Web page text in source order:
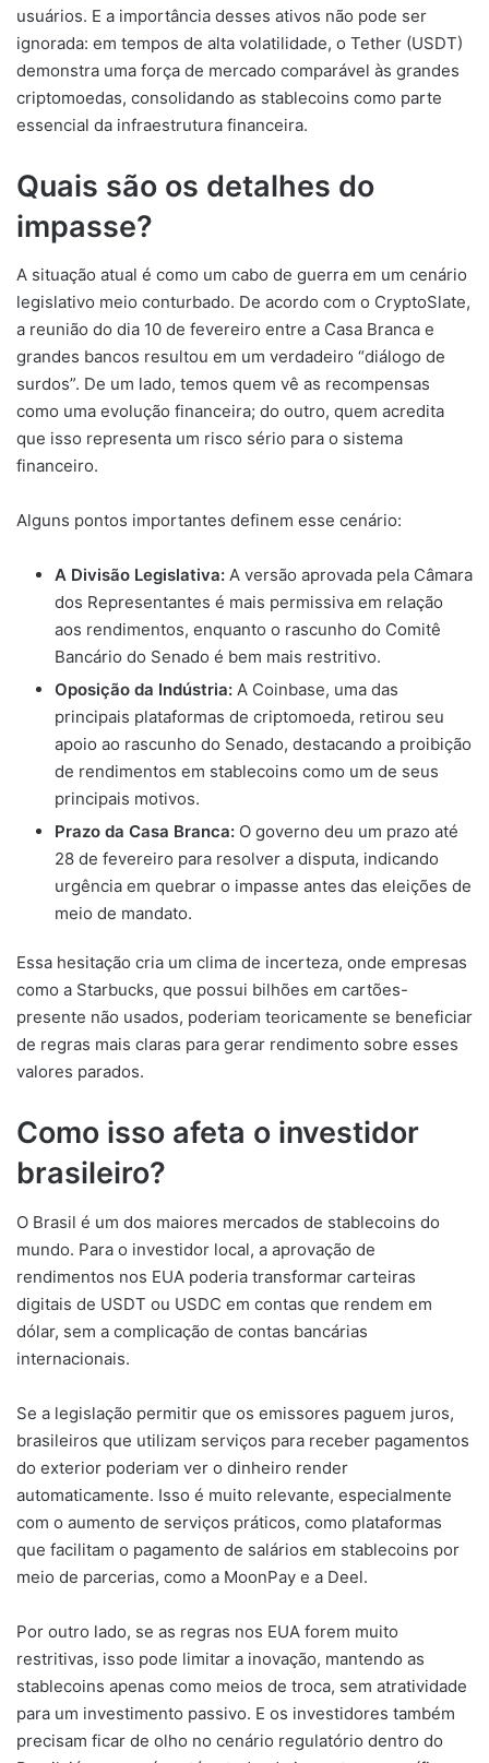
usuários. E a importância desses ativos não pode ser
ignorada: em tempos de alta volatilidade, o Tether (USDT)
demonstra uma força de mercado comparável às grandes
criptomoedas, consolidando as stablecoins como parte
essencial da infraestrutura financeira.
Quais são os detalhes do
impasse?
A situação atual é como um cabo de guerra em um cenário
legislativo meio conturbado. De acordo com o CryptoSlate,
a reunião do dia 10 de fevereiro entre a Casa Branca e
grandes bancos resultou em um verdadeiro “diálogo de
surdos”. De um lado, temos quem vê as recompensas
como uma evolução financeira; do outro, quem acredita
que isso representa um risco sério para o sistema
financeiro.
Alguns pontos importantes definem esse cenário:
A Divisão Legislativa: A versão aprovada pela Câmara
dos Representantes é mais permissiva em relação
aos rendimentos, enquanto o rascunho do Comitê
Bancário do Senado é bem mais restritivo.
Oposição da Indústria: A Coinbase, uma das
principais plataformas de criptomoeda, retirou seu
apoio ao rascunho do Senado, destacando a proibição
de rendimentos em stablecoins como um de seus
principais motivos.
Prazo da Casa Branca: O governo deu um prazo até
28 de fevereiro para resolver a disputa, indicando
urgência em quebrar o impasse antes das eleições de
meio de mandato.
Essa hesitação cria um clima de incerteza, onde empresas
como a Starbucks, que possui bilhões em cartões-
presente não usados, poderiam teoricamente se beneficiar
de regras mais claras para gerar rendimento sobre esses
valores parados.
Como isso afeta o investidor
brasileiro?
O Brasil é um dos maiores mercados de stablecoins do
mundo. Para o investidor local, a aprovação de
rendimentos nos EUA poderia transformar carteiras
digitais de USDT ou USDC em contas que rendem em
dólar, sem a complicação de contas bancárias
internacionais.
Se a legislação permitir que os emissores paguem juros,
brasileiros que utilizam serviços para receber pagamentos
do exterior poderiam ver o dinheiro render
automaticamente. Isso é muito relevante, especialmente
com o aumento de serviços práticos, como plataformas
que facilitam o pagamento de salários em stablecoins por
meio de parcerias, como a MoonPay e a Deel.
Por outro lado, se as regras nos EUA forem muito
restritivas, isso pode limitar a inovação, mantendo as
stablecoins apenas como meios de troca, sem atratividade
para um investimento passivo. E os investidores também
precisam ficar de olho no cenário regulatório dentro do